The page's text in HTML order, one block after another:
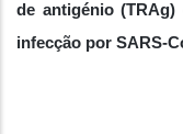
de antigénio
infecção por SARS-